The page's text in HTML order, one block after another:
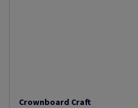
Crownboard Craft